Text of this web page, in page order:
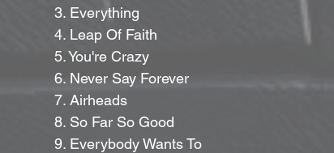
3. Everything
4. Leap Of Faith
5. You're Crazy
6. Never Say Forever
7. Airheads
8. So Far So Good
9. Everybody Wants To